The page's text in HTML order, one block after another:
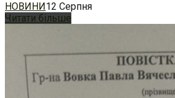
НОВИНИ 12 Серпня
Читати більше